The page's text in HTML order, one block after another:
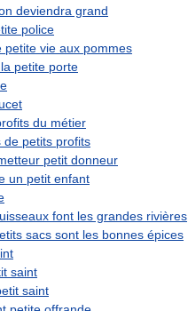
deviendra grand
police
petite vie aux pommes
petite porte
du métier
de petits profits
petit donneur
un petit enfant
font les grandes rivières
sacs sont les bonnes épices
saint
saint